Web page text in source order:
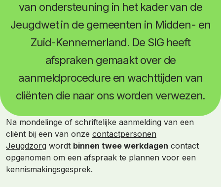
van ondersteuning in het kader van de
Jeugdwet in de gemeenten in Midden- en
Zuid-Kennemerland. De SIG heeft
afspraken gemaakt over de
aanmeldprocedure en wachttijden van
cliënten die naar ons worden verwezen.
Na mondelinge of schriftelijke aanmelding van een
cliënt bij een van onze contactpersonen
Jeugdzorg wordt binnen twee werkdagen contact
opgenomen om een afspraak te plannen voor een
kennismakingsgesprek.